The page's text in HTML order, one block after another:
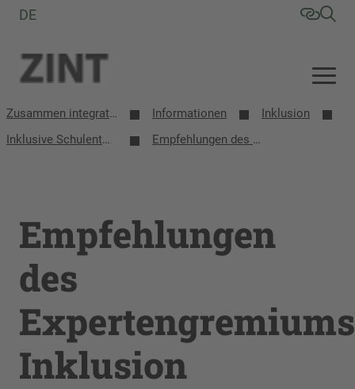
DE
Zusammen integrative/inklusive Schule entwickeln (ZINT) Informationen
Inklusion
Inklusive Schulentwicklung in Sachsen
Empfehlungen des Expertengremiums Inklusion
Empfehlungen
des
Expertengremiums
Inklusion